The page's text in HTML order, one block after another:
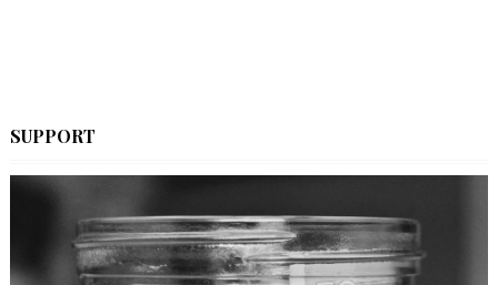
SUPPORT